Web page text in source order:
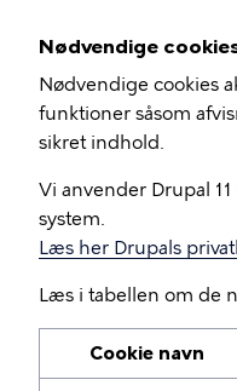
Nødvendige
Nødvendige cookies
funktioner såsom
sikret indhold.
Vi anvender Drupal
system.
Læs her Drupals
Læs i tabellen om de
Cookie navn